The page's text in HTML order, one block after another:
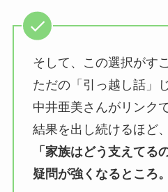
そして、この選択がす
ただの「引っ越し話
中井亜美さんがリンク
結果を出し続けるほど、
「家族はどう支えてる
疑問が強くなるところ。